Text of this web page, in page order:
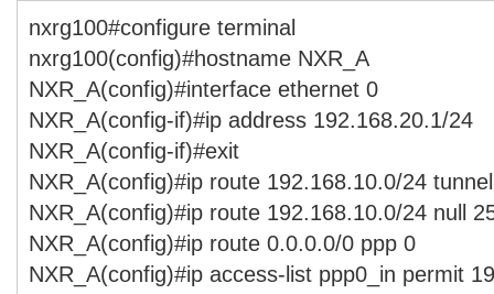
nxrg100#configure terminal
nxrg100(config)#hostname NXR_A
NXR_A(config)#interface ethernet 0
NXR_A(config-if)#ip address 192.168.20.1/24
NXR_A(config-if)#exit
NXR_A(config)#ip route 192.168.10.0/24
NXR_A(config)#ip route 192.168.10.0/24 null
NXR_A(config)#ip route 0.0.0.0/0 ppp 0
NXR_A(config)#ip access-list ppp0_in permit